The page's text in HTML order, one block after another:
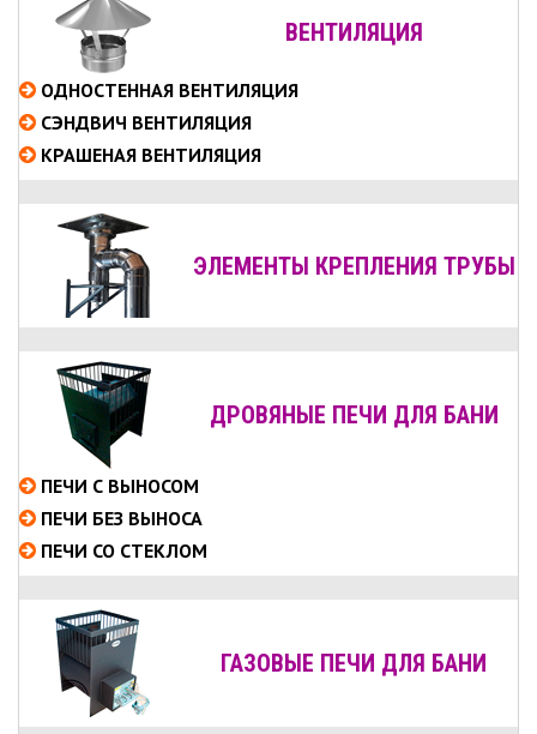
ВЕНТИЛЯЦИЯ
ОДНОСТЕННАЯ ВЕНТИЛЯЦИЯ
СЭНДВИЧ ВЕНТИЛЯЦИЯ
КРАШЕНАЯ ВЕНТИЛЯЦИЯ
ЭЛЕМЕНТЫ КРЕПЛЕНИЯ ТРУБЫ
ДРОВЯНЫЕ ПЕЧИ ДЛЯ БАНИ
ПЕЧИ С ВЫНОСОМ
ПЕЧИ БЕЗ ВЫНОСА
ПЕЧИ СО СТЕКЛОМ
ГАЗОВЫЕ ПЕЧИ ДЛЯ БАНИ